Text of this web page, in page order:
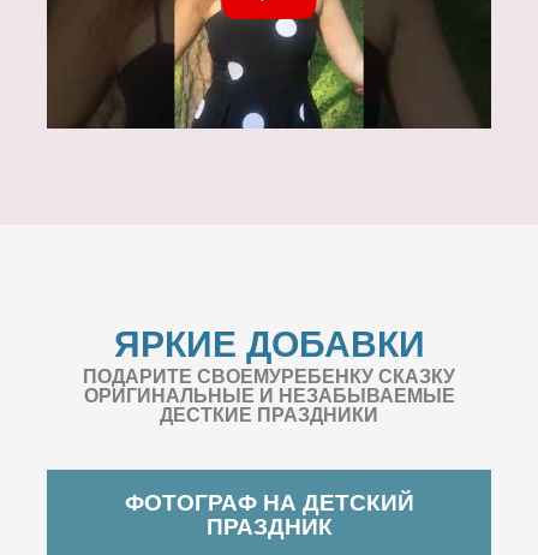
ЯРКИЕ ДОБАВКИ
ПОДАРИТЕ СВОЕМУРЕБЕНКУ СКАЗКУ
ОРИГИНАЛЬНЫЕ И НЕЗАБЫВАЕМЫЕ
ДЕСТКИЕ ПРАЗДНИКИ
ФОТОГРАФ НА ДЕТСКИЙ
ПРАЗДНИК